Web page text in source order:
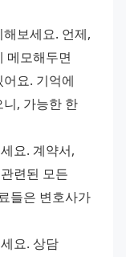
보세요. 언제,
메모해두면
요. 기억에
, 가능한 한
요. 계약서,
련된 모든
들은 변호사가
요. 상담